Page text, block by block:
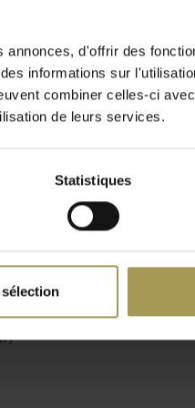
d'offrir des
informations sur
combiner celles-ci
de leurs services.
Statistiques
de
€4.475,79